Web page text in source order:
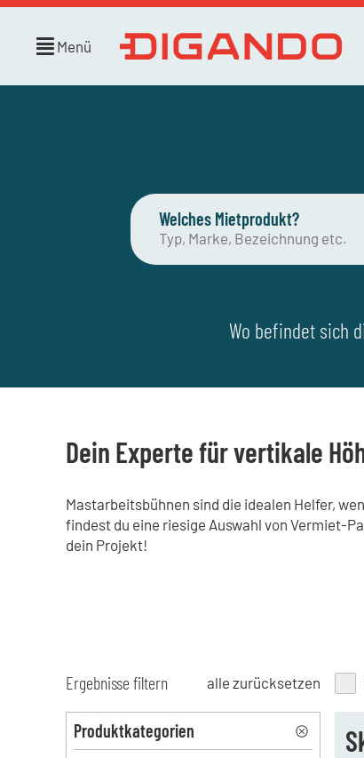
Menü
Welches Mietprodukt?
Wo befindet sich
Dein Experte für vertikale
Mastarbeitsbühnen sind die idealen Helfer,
findest du eine riesige Auswahl von Vermiet-
dein Projekt!
Ergebnisse filtern alle zurücksetzen
Produktkategorien